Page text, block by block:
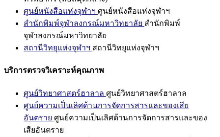
ศูนย์หนังสือแห่งจุฬาฯ ศูนย์หนังสือแห่งจุฬาฯ
สำนักพิมพ์จุฬาลงกรณ์มหาวิทยาลัย สำนักพิมพ์
จุฬาลงกรณ์มหาวิทยาลัย
สถานีวิทยุแห่งจุฬาฯ สถานีวิทยุแห่งจุฬาฯ
บริการตรวจวิเคราะห์คุณภาพ
ศูนย์วิทยาศาสตร์ฮาลาล ศูนย์วิทยาศาสตร์ฮาลาล
ศูนย์ความเป็นเลิศด้านการจัดการสารและของเสีย
อันตราย ศูนย์ความเป็นเลิศด้านการจัดการสารและของ
เสียอันตราย